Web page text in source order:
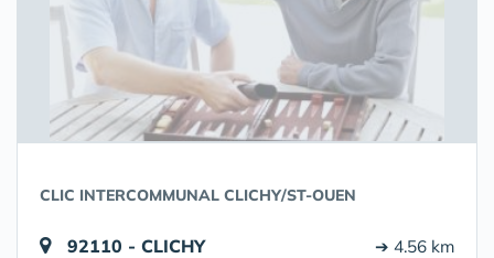
CLIC INTERCOMMUNAL CLICHY/ST-OUEN
92110 - CLICHY ➔ 4.56 km